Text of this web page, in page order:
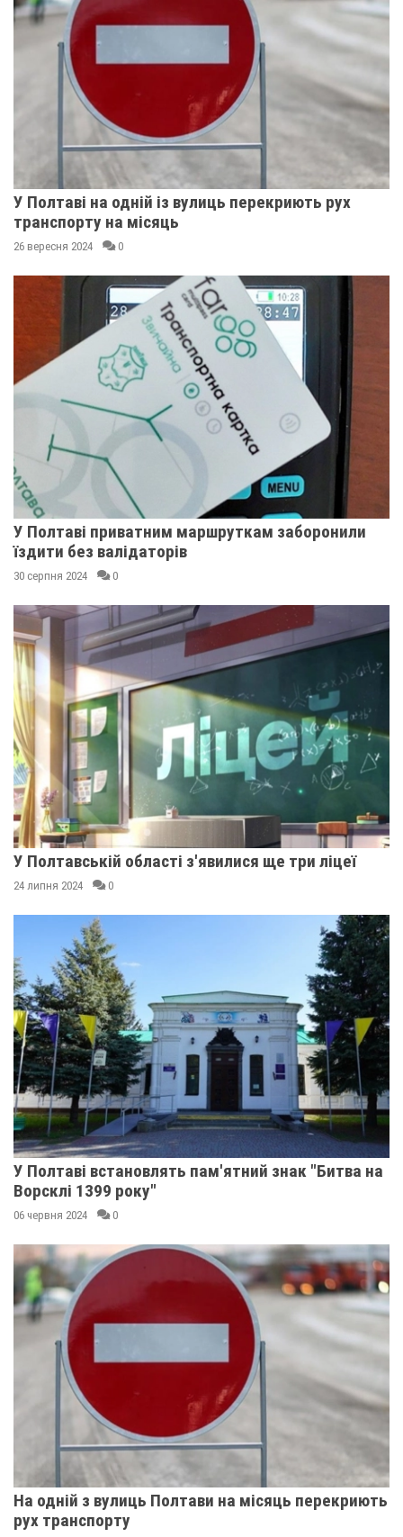
У Полтаві на одній із вулиць перекриють рух
транспорту на місяць
26 вересня 2024 0
У Полтаві приватним маршруткам заборонили
їздити без валідаторів
30 серпня 2024 0
У Полтавській області з'явилися ще три ліцеї
24 липня 2024 0
У Полтаві встановлять пам'ятний знак "Битва на
Ворсклі 1399 року"
06 червня 2024 0
На одній з вулиць Полтави на місяць перекриють
рух транспорту